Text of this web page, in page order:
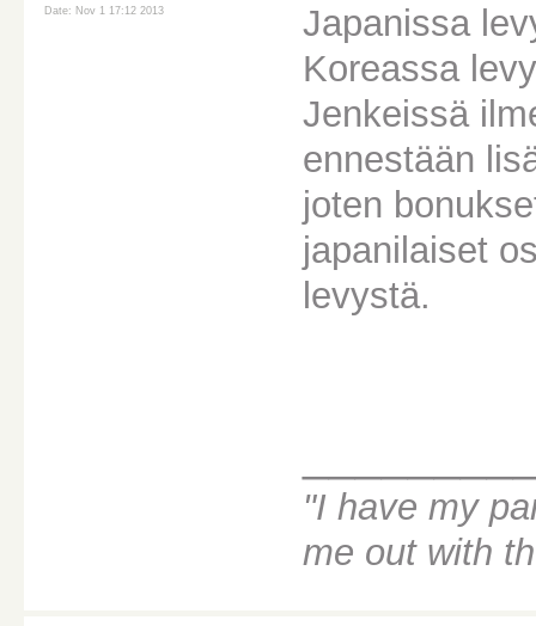
Date: Nov 1 17:12 2013
Japanissa
Koreassa
Jenkeissä
ennestään
joten
japanilaiset
levystä.
"I have my
me out with